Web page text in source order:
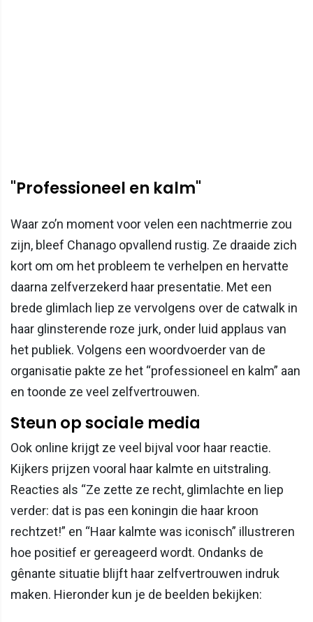
"Professioneel en kalm"
Waar zo’n moment voor velen een nachtmerrie zou
zijn, bleef Chanago opvallend rustig. Ze draaide zich
kort om om het probleem te verhelpen en hervatte
daarna zelfverzekerd haar presentatie. Met een
brede glimlach liep ze vervolgens over de catwalk in
haar glinsterende roze jurk, onder luid applaus van
het publiek. Volgens een woordvoerder van de
organisatie pakte ze het “professioneel en kalm” aan
en toonde ze veel zelfvertrouwen.
Steun op sociale media
Ook online krijgt ze veel bijval voor haar reactie.
Kijkers prijzen vooral haar kalmte en uitstraling.
Reacties als “Ze zette ze recht, glimlachte en liep
verder: dat is pas een koningin die haar kroon
rechtzet!” en “Haar kalmte was iconisch” illustreren
hoe positief er gereageerd wordt. Ondanks de
gênante situatie blijft haar zelfvertrouwen indruk
maken. Hieronder kun je de beelden bekijken: